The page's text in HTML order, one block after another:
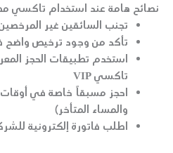
نصائح هامة عند استخدام تاكسي
تجنب السائقين غير
تأكد من وجود ترخيص واضح
استخدم تطبيقات الحجز
تاكسي VIP
احجز مسبقاً خاصة في أوقات
والمساء المتأخر)
اطلب فاتورة إلكترونية